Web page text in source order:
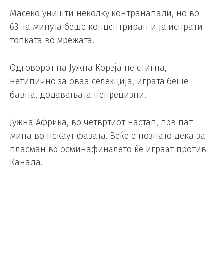
Масеко уништи неколку контранапади, но во
63-та минута беше концентриран и ја испрати
топката во мрежата.
Одговорот на Јужна Кореја не стигна,
нетипично за оваа селекција, играта беше
бавна, додавањата непрецизни.
Јужна Африка, во четвртиот настап, прв пат
мина во нокаут фазата. Веќе е познато дека за
пласман во осминафиналето ќе играат против
Канада.